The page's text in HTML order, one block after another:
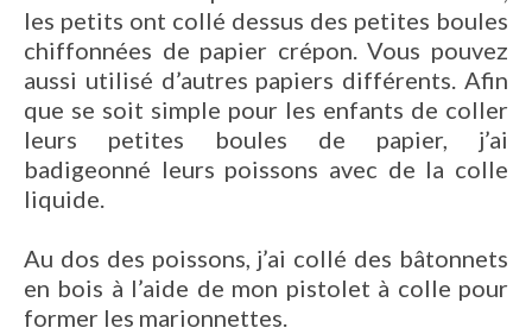
les petits ont collé dessus des petites boules
chiffonnées de papier crépon. Vous pouvez
aussi utilisé d’autres papiers différents. Afin
que se soit simple pour les enfants de coller
leurs petites boules de papier, j’ai
badigeonné leurs poissons avec de la colle
liquide.
Au dos des poissons, j’ai collé des bâtonnets
en bois à l’aide de mon pistolet à colle pour
former les marionnettes.